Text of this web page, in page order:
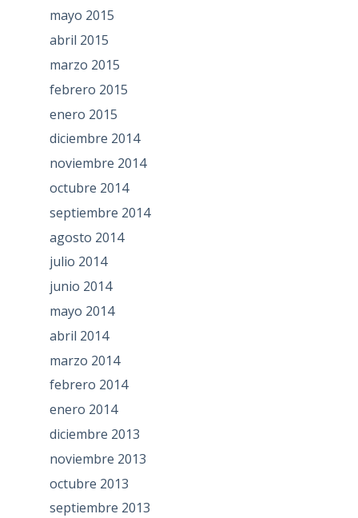
mayo 2015
abril 2015
marzo 2015
febrero 2015
enero 2015
diciembre 2014
noviembre 2014
octubre 2014
septiembre 2014
agosto 2014
julio 2014
junio 2014
mayo 2014
abril 2014
marzo 2014
febrero 2014
enero 2014
diciembre 2013
noviembre 2013
octubre 2013
septiembre 2013